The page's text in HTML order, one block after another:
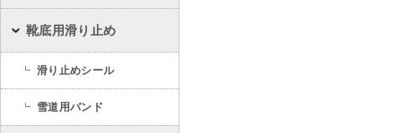
靴底用滑り止め
滑り止めシール
雪道用バンド